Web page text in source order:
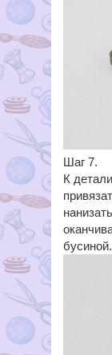
Шаг 7.
К
бусиной.